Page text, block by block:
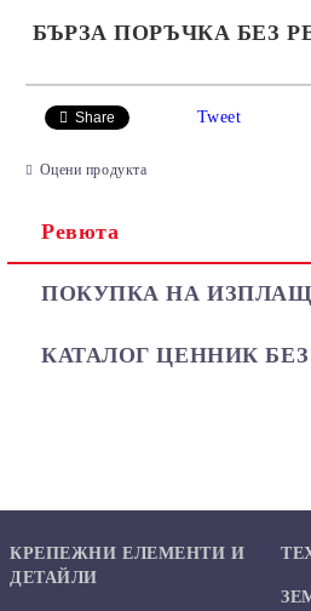
БЪРЗА ПОРЪЧКА БЕЗ
Ние ще се свържем с вас в рамките на
Share Tweet
Оцени продукта
Ревюта
ПОКУПКА НА
КАТАЛОГ ЦЕННИК БЕЗ
КРЕПЕЖНИ ЕЛЕМЕНТИ И
ДЕТАЙЛИ